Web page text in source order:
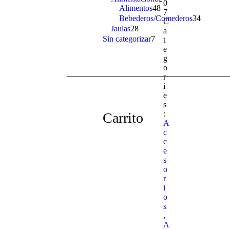
0
7
C
a
t
e
g
o
r
i
e
s
:
A
c
c
e
s
o
r
i
o
s
,
A
products
Alimentos48 48
products
Bebederos/Comederos34
Jaulas28
products
Sin categorizar7
products
Carrito